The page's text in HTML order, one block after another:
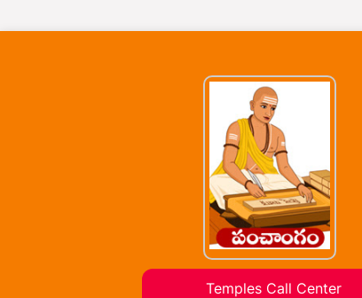
Temples Call Center